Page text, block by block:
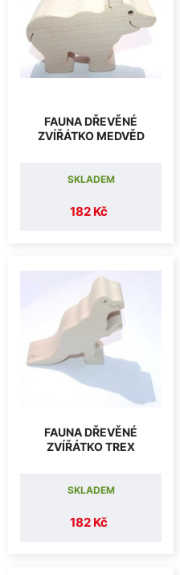
FAUNA DŘEVĚNÉ
ZVÍŘÁTKO MEDVĚD
182 Kč
SKLADEM
FAUNA DŘEVĚNÉ
ZVÍŘÁTKO TREX
182 Kč
SKLADEM